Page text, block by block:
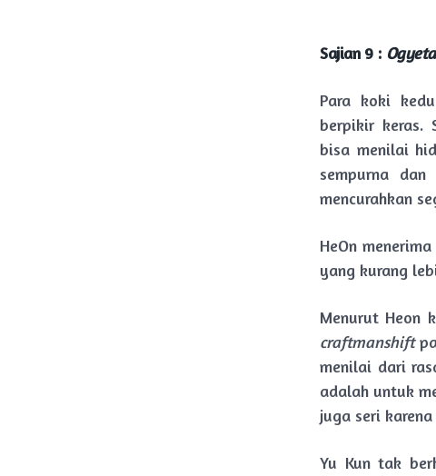
Sajian 9 :
Para koki
berpikir keras.
bisa menilai
sempurna
mencurahkan
HeOn
yang kurang
Menurut Heon
craftmanshift
menilai dari
adalah untuk
juga seri
Yu Kun tak